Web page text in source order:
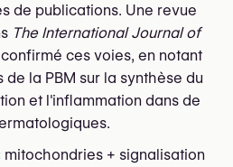
de publications. Une revue
The International Journal of
ces voies, en notant
la PBM sur la synthèse du
et l'inflammation dans de
mitochondries + signalisation